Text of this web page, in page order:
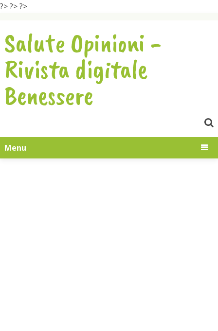
?>?>?>
Salute Opinioni -
Rivista digitale
Benessere
Menu